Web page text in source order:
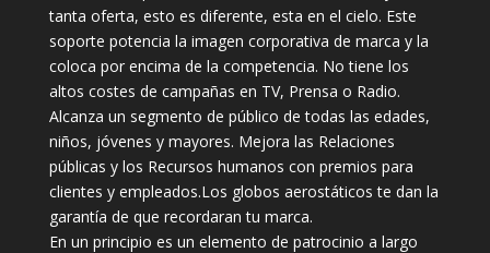
tanta oferta, esto es diferente, esta en el cielo. Este
soporte potencia la imagen corporativa de marca y la
coloca por encima de la competencia. No tiene los
altos costes de campañas en TV, Prensa o Radio.
Alcanza un segmento de público de todas las edades,
niños, jóvenes y mayores. Mejora las Relaciones
públicas y los Recursos humanos con premios para
clientes y empleados.Los globos aerostáticos te dan la
garantía de que recordaran tu marca.
En un principio es un elemento de patrocinio a largo